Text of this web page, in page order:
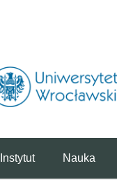
Instytut Nauka